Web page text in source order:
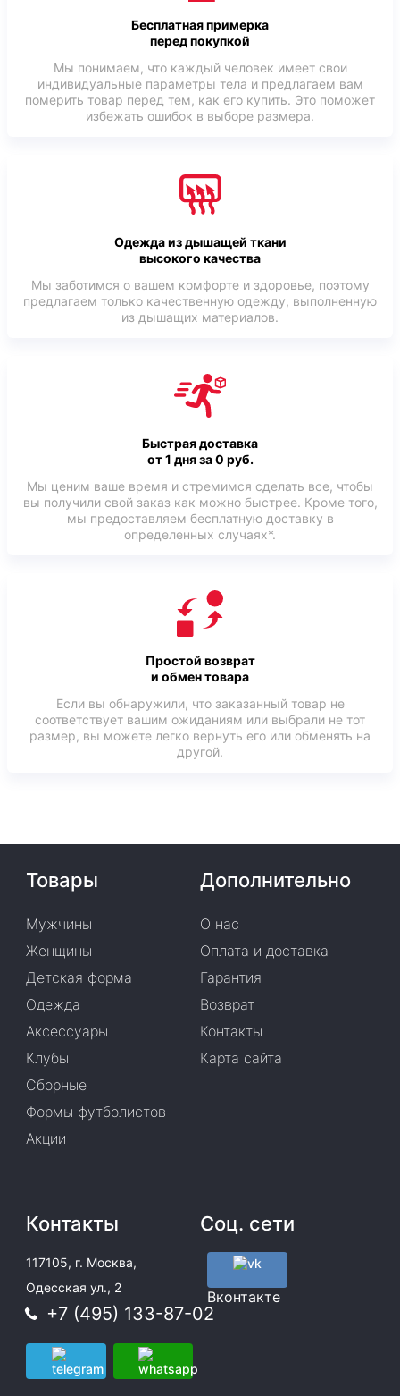
Бесплатная примерка
перед покупкой
Мы понимаем, что каждый человек имеет свои
индивидуальные параметры тела и предлагаем вам
померить товар перед тем, как его купить. Это поможет
избежать ошибок в выборе размера.
Одежда из дышащей ткани
высокого качества
Мы заботимся о вашем комфорте и здоровье, поэтому
предлагаем только качественную одежду, выполненную
из дышащих материалов.
Быстрая доставка
от 1 дня за 0 руб.
Мы ценим ваше время и стремимся сделать все, чтобы
вы получили свой заказ как можно быстрее. Кроме того,
мы предоставляем бесплатную доставку в
определенных случаях*.
Простой возврат
и обмен товара
Если вы обнаружили, что заказанный товар не
соответствует вашим ожиданиям или выбрали не тот
размер, вы можете легко вернуть его или обменять на
другой.
Товары
Мужчины
Женщины
Детская форма
Одежда
Аксессуары
Клубы
Сборные
Формы футболистов
Акции
Дополнительно
О нас
Оплата и доставка
Гарантия
Возврат
Контакты
Карта сайта
Контакты
117105, г. Москва,
Одесская ул., 2
+7 (495) 133-87-02
Соц. сети
Вконтакте